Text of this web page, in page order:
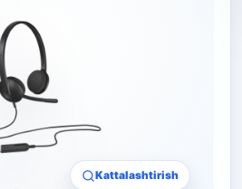
Kattalashtirish